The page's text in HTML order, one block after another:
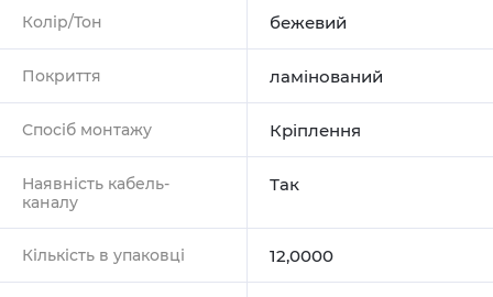
Колір/Тон бежевий
Покриття ламінований
Спосіб монтажу Кріплення
Наявність кабель-
каналу
Так
Кількість в упаковці 12,0000